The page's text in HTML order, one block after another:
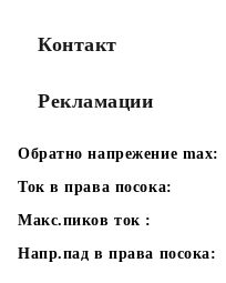
Контакт
Рекламации
Обратно напрежение max:
Ток в права посока:
Макс.пиков ток :
Напр.пад в права посока: